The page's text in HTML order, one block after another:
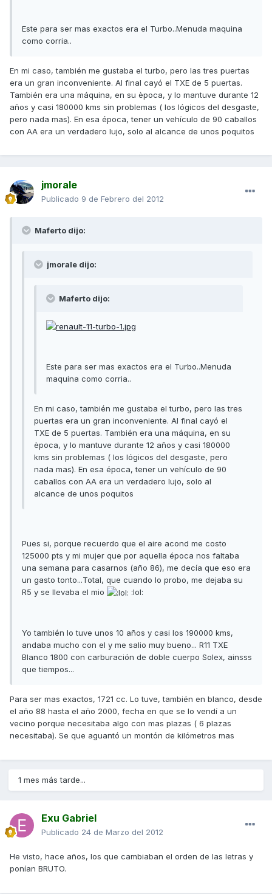
Este para ser mas exactos era el Turbo..Menuda maquina
como corria..
En mi caso, también me gustaba el turbo, pero las tres puertas
era un gran inconveniente. Al final cayó el TXE de 5 puertas.
También era una máquina, en su època, y lo mantuve durante 12
años y casi 180000 kms sin problemas ( los lógicos del desgaste,
pero nada mas). En esa época, tener un vehículo de 90 caballos
con AA era un verdadero lujo, solo al alcance de unos poquitos
jmorale
Publicado 9 de Febrero del 2012
Maferto dijo:
jmorale dijo:
Maferto dijo:
Este para ser mas exactos era el Turbo..Menuda
maquina como corria..
En mi caso, también me gustaba el turbo, pero las tres
puertas era un gran inconveniente. Al final cayó el
TXE de 5 puertas. También era una máquina, en su
època, y lo mantuve durante 12 años y casi 180000
kms sin problemas ( los lógicos del desgaste, pero
nada mas). En esa época, tener un vehículo de 90
caballos con AA era un verdadero lujo, solo al
alcance de unos poquitos
Pues si, porque recuerdo que el aire acond me costo
125000 pts y mi mujer que por aquella época nos faltaba
una semana para casarnos (año 86), me decía que eso era
un gasto tonto...Total, que cuando lo probo, me dejaba su
R5 y se llevaba el mio
:lol:
Yo también lo tuve unos 10 años y casi los 190000 kms,
andaba mucho con el y me salio muy bueno... R11 TXE
Blanco 1800 con carburación de doble cuerpo Solex, ainsss
que tiempos...
Para ser mas exactos, 1721 cc. Lo tuve, también en blanco, desde
el año 88 hasta el año 2000, fecha en que se lo vendí a un
vecino porque necesitaba algo con mas plazas ( 6 plazas
necesitaba). Se que aguantó un montón de kilómetros mas
1 mes más tarde...
Exu Gabriel
Publicado 24 de Marzo del 2012
He visto, hace años, los que cambiaban el orden de las letras y
ponían BRUTO.